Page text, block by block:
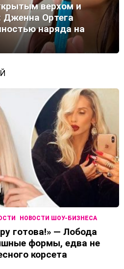
верхом и
Дженна Ортега
наряда на
НОВОСТИ ШОУ-БИЗНЕСА
готова!» — Лобода
формы, едва не
корсета